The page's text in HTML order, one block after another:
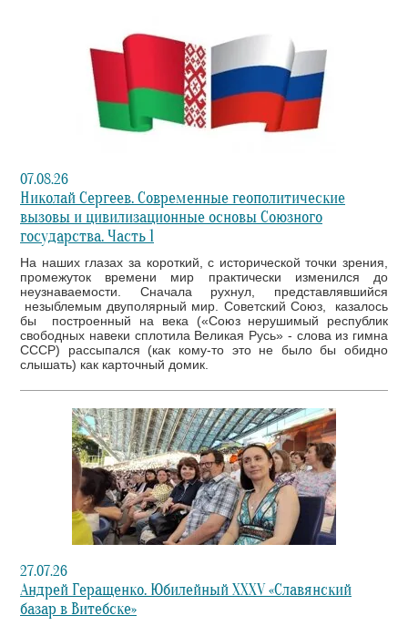
07.08.26
Николай Сергеев. Современные геополитические
вызовы и цивилизационные основы Союзного
государства. Часть 1
На наших глазах за короткий, с исторической точки зрения,
промежуток времени мир практически изменился до
неузнаваемости. Сначала рухнул, представлявшийся
незыблемым двуполярный мир. Советский Союз, казалось
бы построенный на века («Союз нерушимый республик
свободных навеки сплотила Великая Русь» - слова из гимна
СССР) рассыпался (как кому-то это не было бы обидно
слышать) как карточный домик.
27.07.26
Андрей Геращенко. Юбилейный XXXV «Славянский
базар в Витебске»